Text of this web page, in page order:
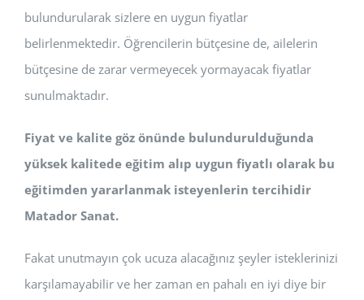
bulundurularak sizlere en uygun fiyatlar
belirlenmektedir. Öğrencilerin bütçesine de, ailelerin
bütçesine de zarar vermeyecek yormayacak fiyatlar
sunulmaktadır.
Fiyat ve kalite göz önünde bulundurulduğunda
yüksek kalitede eğitim alıp uygun fiyatlı olarak bu
eğitimden yararlanmak isteyenlerin tercihidir
Matador Sanat.
Fakat unutmayın çok ucuza alacağınız şeyler isteklerinizi
karşılamayabilir ve her zaman en pahalı en iyi diye bir